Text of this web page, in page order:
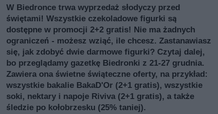
W Biedronce trwa wyprzedaż słodyczy przed
świętami! Wszystkie czekoladowe figurki są
dostępne w promocji 2+2 gratis! Nie ma żadnych
ograniczeń - możesz wziąć, ile chcesz. Zastanawiasz
się, jak zdobyć dwie darmowe figurki? Czytaj dalej,
bo przeglądamy gazetkę Biedronki z 21-27 grudnia.
Zawiera ona świetne świąteczne oferty, na przykład:
wszystkie bakalie BakaD'Or (2+1 gratis), wszystkie
soki, nektary i napoje Riviva (2+1 gratis), a także
śledzie po kołobrzesku (25% taniej).